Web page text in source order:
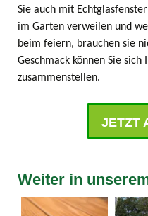
Sie auch mit
im Garten verweilen und
beim feiern, brauchen sie
Geschmack können Sie
zusammenstellen.
JETZT
Weiter in